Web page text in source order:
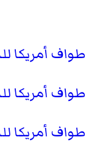
طواف أمريكا
طواف أمريكا
طواف أمريكا